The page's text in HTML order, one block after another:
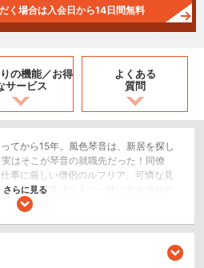
く場合は入会日から14日間無料
の機能／お得
サービス
よくある
質問
てから15年。風色琴音は、新居を探し
はそこが琴音の就職先だった！同僚
事に厳しい僧侶のルフリア、可憐な見
キラ。琴音は３人と一緒に力を合わせ
お客さんたちからの無理難題を仲良く
！水のなかでも、雲の上でも、どんな
でくれる素敵な物件を見つけてみせま
、開幕！
さらに見る